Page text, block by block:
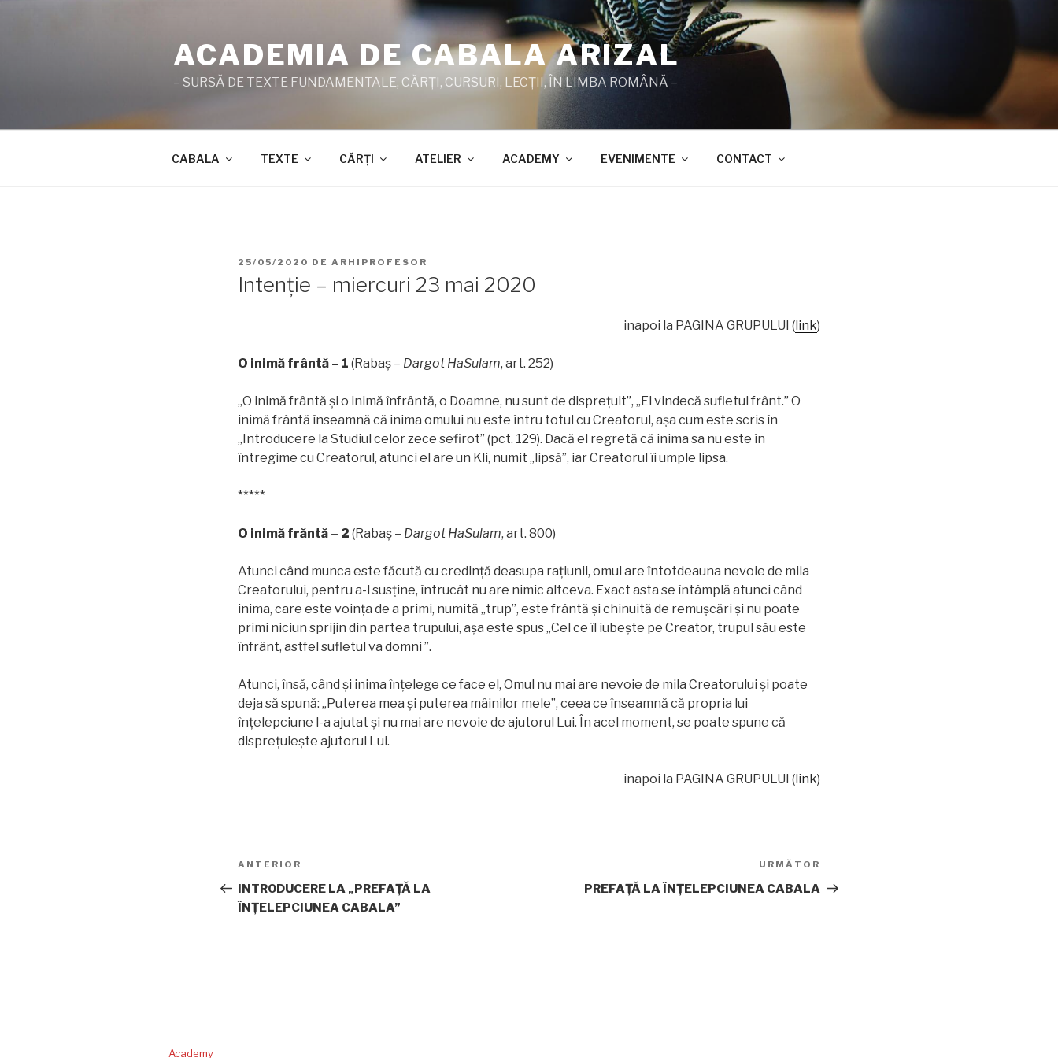
ACADEMIA DE CABALA ARIZAL
– SURSĂ DE TEXTE FUNDAMENTALE, CĂRŢI, CURSURI, LECŢII, ÎN LIMBA ROMÂNĂ –
CABALA TEXTE CĂRŢI ATELIER ACADEMY EVENIMENTE CONTACT
PUBLICAT
25/05/2020 DE ARHIPROFESOR
Intenție – miercuri 23 mai 2020
inapoi la PAGINA GRUPULUI ( link)
O inimă frântă – 1 (Rabaș – Dargot HaSulam, art. 252)
„O inimă frântă și o inimă înfrântă, o Doamne, nu sunt de disprețuit”, „El vindecă sufletul frânt.” O
inimă frântă înseamnă că inima omului nu este întru totul cu Creatorul, așa cum este scris în
„Introducere la Studiul celor zece sefirot” (pct. 129). Dacă el regretă că inima sa nu este în
întregime cu Creatorul, atunci el are un Kli, numit „lipsă”, iar Creatorul îi umple lipsa.
*****
O inimă frăntă – 2 (Rabaș – Dargot HaSulam, art. 800)
Atunci când munca este făcută cu credinţă deasupa raţiunii, omul are întotdeauna nevoie de mila
Creatorului, pentru a-l susține, întrucât nu are nimic altceva. Exact asta se întâmplă atunci când
inima, care este voința de a primi, numită „trup”, este frântă și chinuită de remuşcări și nu poate
primi niciun sprijin din partea trupului, așa este spus „Cel ce îl iubește pe Creator, trupul său este
înfrânt, astfel sufletul va domni ”.
Atunci, însă, când și inima înțelege ce face el, Omul nu mai are nevoie de mila Creatorului și poate
deja să spună: „Puterea mea și puterea mâinilor mele”, ceea ce înseamnă că propria lui
înțelepciune l-a ajutat și nu mai are nevoie de ajutorul Lui. În acel moment, se poate spune că
disprețuiește ajutorul Lui.
inapoi la PAGINA GRUPULUI ( link)
Navigare
în
articole
Articolul
anterior
ANTERIOR
INTRODUCERE LA „PREFAȚĂ LA
ÎNȚELEPCIUNEA CABALA”
următor
URMĂTOR
PREFAȚĂ LA ÎNȚELEPCIUNEA CABALA
Academy